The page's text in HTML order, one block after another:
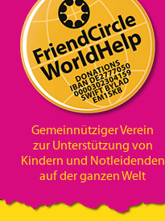
Gemeinnütziger Verein
zur Unterstützung von
Kindern und Notleidenden
auf der ganzen Welt